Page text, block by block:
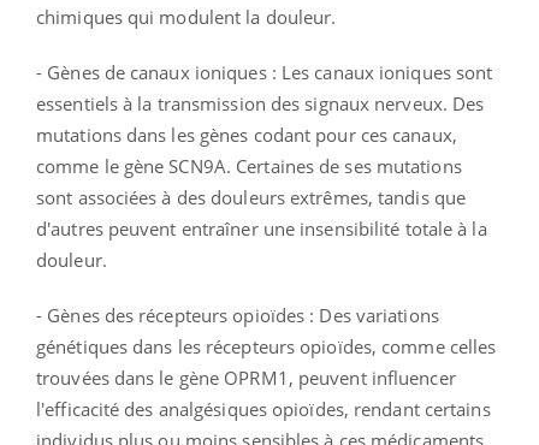
chimiques qui modulent la douleur.
- Gènes de canaux ioniques : Les canaux ioniques sont
essentiels à la transmission des signaux nerveux. Des
mutations dans les gènes codant pour ces canaux,
comme le gène SCN9A. Certaines de ses mutations
sont associées à des douleurs extrêmes, tandis que
d'autres peuvent entraîner une insensibilité totale à la
douleur.
- Gènes des récepteurs opioïdes : Des variations
génétiques dans les récepteurs opioïdes, comme celles
trouvées dans le gène OPRM1, peuvent influencer
l'efficacité des analgésiques opioïdes, rendant certains